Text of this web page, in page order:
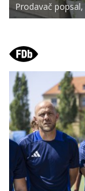
Prodavač